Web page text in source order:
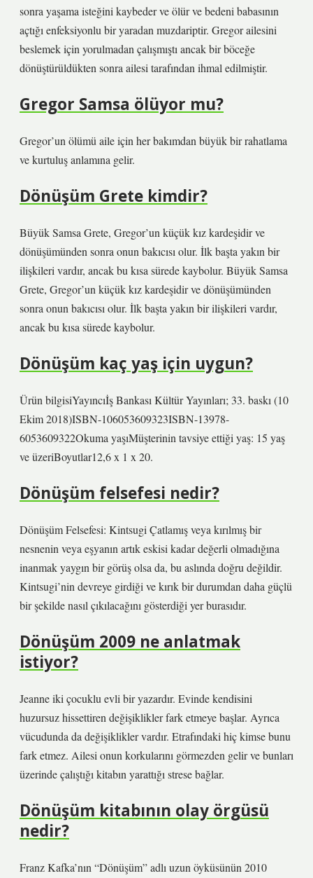
sonra yaşama isteğini kaybeder ve ölür ve bedeni babasının
açtığı enfeksiyonlu bir yaradan muzdariptir. Gregor ailesini
beslemek için yorulmadan çalışmıştı ancak bir böceğe
dönüştürüldükten sonra ailesi tarafından ihmal edilmiştir.
Gregor Samsa ölüyor mu?
Gregor’un ölümü aile için her bakımdan büyük bir rahatlama
ve kurtuluş anlamına gelir.
Dönüşüm Grete kimdir?
Büyük Samsa Grete, Gregor’un küçük kız kardeşidir ve
dönüşümünden sonra onun bakıcısı olur. İlk başta yakın bir
ilişkileri vardır, ancak bu kısa sürede kaybolur. Büyük Samsa
Grete, Gregor’un küçük kız kardeşidir ve dönüşümünden
sonra onun bakıcısı olur. İlk başta yakın bir ilişkileri vardır,
ancak bu kısa sürede kaybolur.
Dönüşüm kaç yaş için uygun?
Ürün bilgisiYayıncı‎İş Bankası Kültür Yayınları; 33. baskı (10
Ekim 2018)ISBN-10‎6053609323ISBN-13‎978-
6053609322Okuma yaşıMüşterinin tavsiye ettiği yaş: 15 yaş
ve üzeriBoyutlar‎12,6 x 1 x 20.
Dönüşüm felsefesi nedir?
Dönüşüm Felsefesi: Kintsugi Çatlamış veya kırılmış bir
nesnenin veya eşyanın artık eskisi kadar değerli olmadığına
inanmak yaygın bir görüş olsa da, bu aslında doğru değildir.
Kintsugi’nin devreye girdiği ve kırık bir durumdan daha güçlü
bir şekilde nasıl çıkılacağını gösterdiği yer burasıdır.
Dönüşüm 2009 ne anlatmak
istiyor?
Jeanne iki çocuklu evli bir yazardır. Evinde kendisini
huzursuz hissettiren değişiklikler fark etmeye başlar. Ayrıca
vücudunda da değişiklikler vardır. Etrafındaki hiç kimse bunu
fark etmez. Ailesi onun korkularını görmezden gelir ve bunları
üzerinde çalıştığı kitabın yarattığı strese bağlar.
Dönüşüm kitabının olay örgüsü
nedir?
Franz Kafka’nın “Dönüşüm” adlı uzun öyküsünün 2010